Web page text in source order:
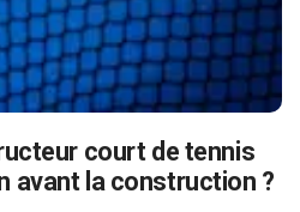
court de tennis
avant la construction ?